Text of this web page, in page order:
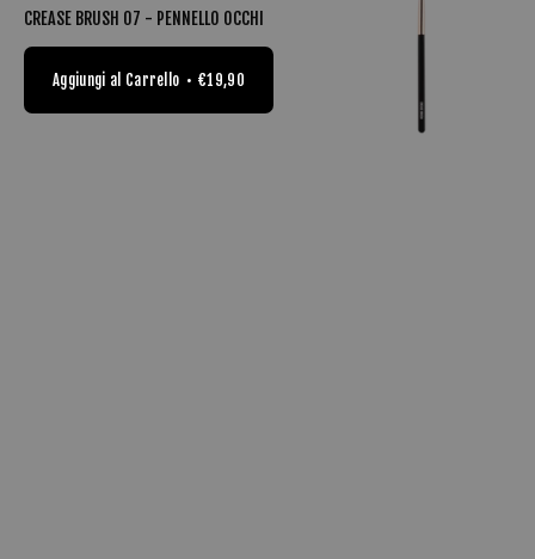
CREASE BRUSH 07 - PENNELLO OCCHI
Aggiungi al Carrello €19,90